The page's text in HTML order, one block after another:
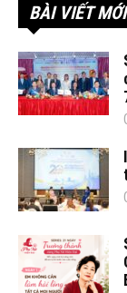
BÀI VIẾT